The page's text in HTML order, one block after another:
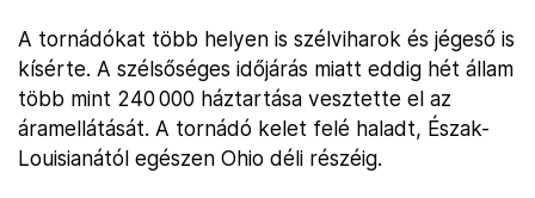
A tornádókat több helyen is szélviharok és jégeső is
kísérte. A szélsőséges időjárás miatt eddig hét állam
több mint 240 000 háztartása vesztette el az
áramellátását. A tornádó kelet felé haladt, Észak-
Louisianától egészen Ohio déli részéig.